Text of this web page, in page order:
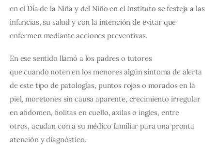
en el Día de la Niña y del Niño en el Instituto se festeja a las
infancias, su salud y con la intención de evitar que
enfermen mediante acciones preventivas.
En ese sentido llamó a los padres o tutores
que cuando noten en los menores algún síntoma de alerta
de este tipo de patologías, puntos rojos o morados en la
piel, moretones sin causa aparente, crecimiento irregular
en abdomen, bolitas en cuello, axilas o ingles, entre
otros, acudan con a su médico familiar para una pronta
atención y diagnóstico.